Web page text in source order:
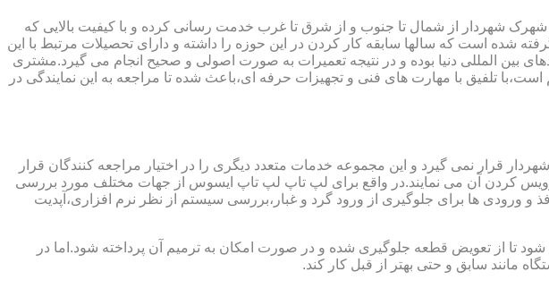
شهردار از شمال تا جنوب و از شرق تا غرب خدمت رسانی کرده و با کیفیت بالایی که
شده است که سالها سابقه کار کردن در این حوزه را داشته و دارای تحصیلات مرتبط با این
بین المللی دنیا بوده و در نتیجه تعمیرات به صورت اصولی و صحیح انجام می گیرد.مشتری
تلفیق با مهارت های فنی و تجهیزات حرفه ای،باعث شده تا مراجعه به این نمایندگی در
قرار نمی گیرد و این مجموعه خدمات متعدد دیگری را در اختیار مراجعه کنندگان قرار
سرویس کردن آن می نمایند.در واقع برای لپ تاپ لپ تاپ ایسوس از جهات مختلف مورد بررسی
ها برای جلوگیری از ورود گرد و غبار،بررسی سیستم از نظر نرم افزاری،آپدیت
تا از تعویض قطعه جلوگیری شده و در صورت امکان به ترمیم آن پرداخته شود.اما در
مانند سابق و حتی بهتر از قبل کار کند.